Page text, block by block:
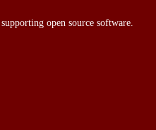
, supporting open source software.